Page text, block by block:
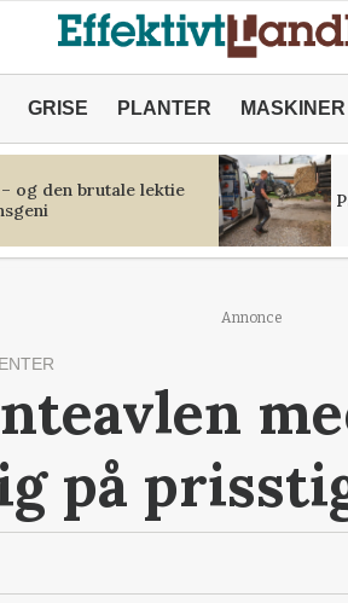
GRISE PLANTER MASKINER
og den brutale lektie
Annonce
på